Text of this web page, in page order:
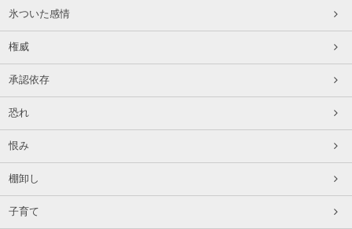
氷ついた感情
権威
承認依存
恐れ
恨み
棚卸し
子育て